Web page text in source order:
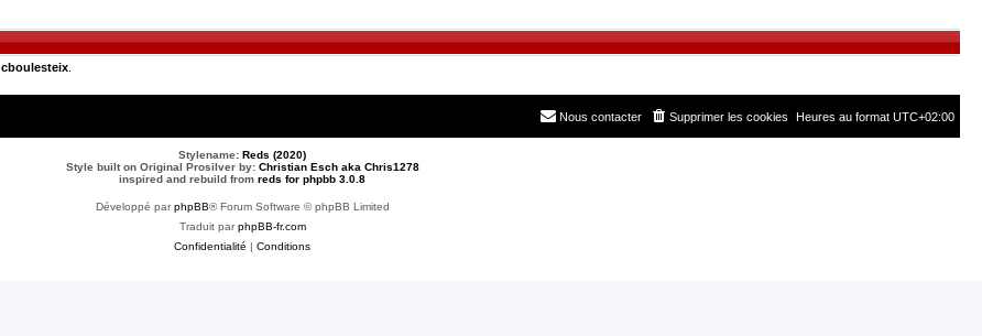
cboulesteix
Heures au format UTC+02:00
Supprimer les cookies
Nous contacter
Stylename: Reds (2020)
Style built on Original Prosilver by: Christian Esch aka Chris1278
inspired and rebuild from reds for phpbb 3.0.8
Développé parphpBB® Forum Software © phpBB Limited
Traduit parphpBB-fr.com
Confidentialité | Conditions